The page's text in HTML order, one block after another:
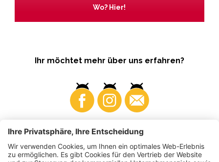
Wo? Hier!
Ihr möchtet mehr über uns erfahren?
Business Produzenten